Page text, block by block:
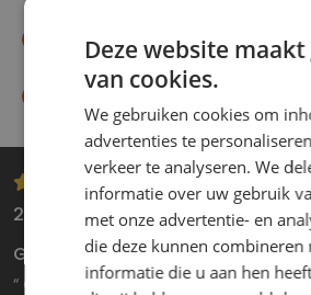
Merkonafhankelijk
28 juli 2025
Geweldige service, leuk
“ Geweldige service! Eerste
Deze website
van cookies.
We gebruiken cookies om
advertenties te
verkeer te analyseren. We
informatie over uw gebruik
met onze advertentie- en
die deze kunnen combineren
informatie die u aan hen